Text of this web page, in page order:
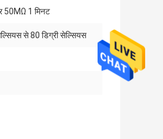
50MΩ 1 मिनट
से 80 डिग्री सेल्सियस